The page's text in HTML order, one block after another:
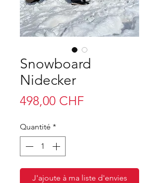
Snowboard
Nidecker
498,00 CHF
Quantité *
J'ajoute à ma liste d'envies